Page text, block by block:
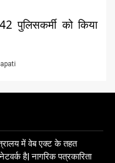
पुलिसकर्मी को किया
में वेब एक्ट के तहत
है| नागरिक पत्रकारिता